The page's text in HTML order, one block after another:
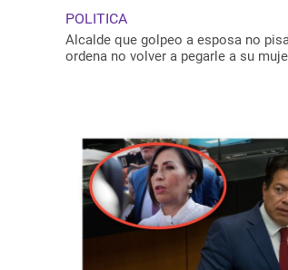
POLITICA
Alcalde que golpeo a esposa no
ordena no volver a pegarle a su